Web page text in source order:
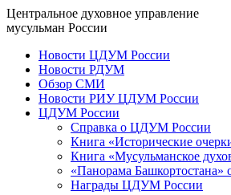
Центральное духовное управление
мусульман России
Новости ЦДУМ России
Новости РДУМ
Обзор СМИ
Новости РИУ ЦДУМ России
ЦДУМ России
Справка о ЦДУМ России
Книга «Исторические
Книга «Мусульманское
«Панорама
Награды ЦДУМ России